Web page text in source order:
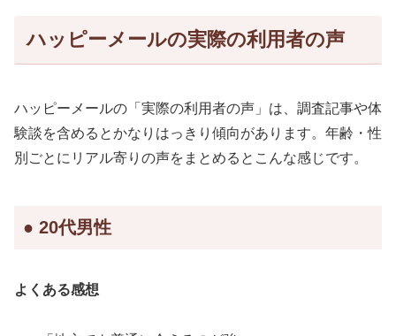
ハッピーメールの実際の利用者の声
ハッピーメールの「実際の利用者の声」は、調査記事や体
験談を含めるとかなりはっきり傾向があります。年齢・性
別ごとにリアル寄りの声をまとめるとこんな感じです。
● 20代男性
よくある感想